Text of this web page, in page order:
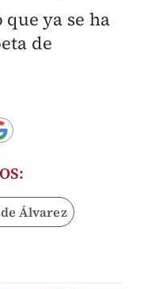
ya se ha
de
Álvarez